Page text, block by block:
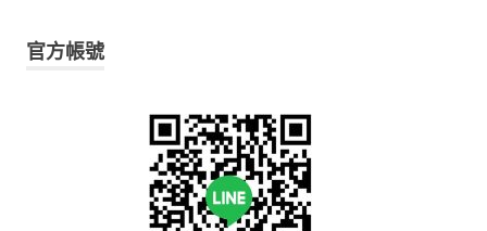
官方帳號